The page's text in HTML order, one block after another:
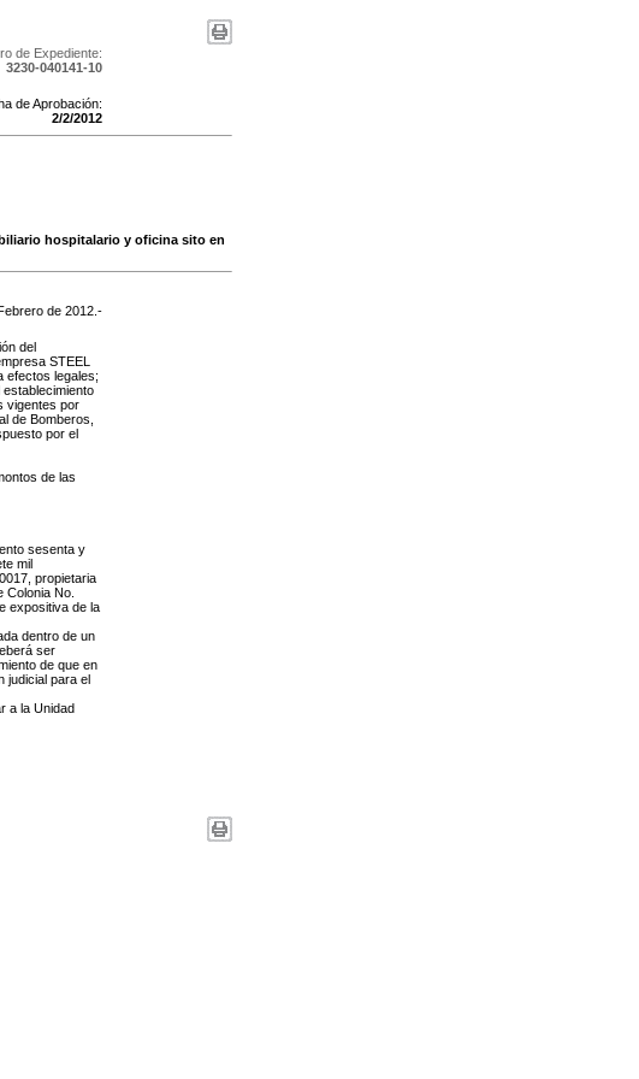
de Expediente:
3230-040141-10
de Aprobación:
2/2/2012
hospitalario y oficina sito en
de 2012 .-
del
STEEL
efectos legales;
establecimiento
vigentes por
de Bomberos,
por el
de las
sesenta y
mil
propietaria
Colonia No.
expositiva de la
dentro de un
ser
de que en
judicial para el
a la Unidad